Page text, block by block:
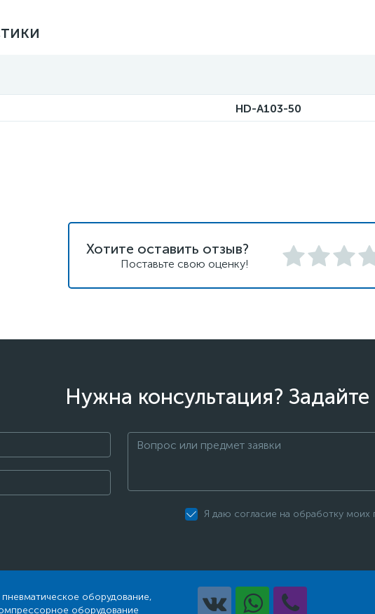
HD-A103-50
Хотите оставить отзыв?
Поставьте свою оценку!
Нужна консультация?
Я даю согласие на обработку моих
пневматическое оборудование,
оборудование